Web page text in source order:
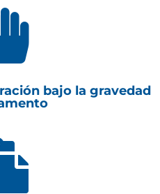
bajo la gravedad